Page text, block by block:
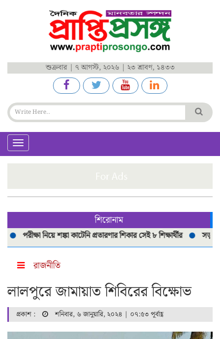
শুক্রবার | ৭ আগস্ট, ২০২৬ | ২৩ শ্রাবণ, ১৪৩৩
Toggle
navigation
শিরোনাম
পরীক্ষা নিয়ে শঙ্কা কাটেনি প্রতারণার শিকার সেই ৮ শিক্ষার্থীর সড়ক
রাজনীতি
লালপুরে জামায়াত শিবিরের বিক্ষোভ
প্রকাশ : শনিবার, ৬ জানুয়ারি, ২০২৪ | ০৭:৫৩ পূর্বাহ্ণ